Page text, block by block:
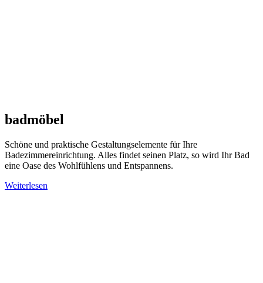
badmöbel
Schöne und praktische Gestaltungselemente für Ihre
Badezimmereinrichtung. Alles findet seinen Platz, so wird Ihr Bad
eine Oase des Wohlfühlens und Entspannens.
Weiterlesen